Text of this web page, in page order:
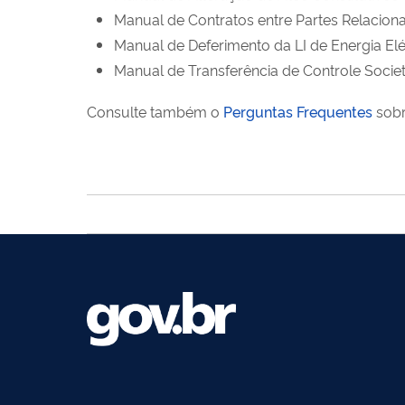
Manual de Contratos entre Partes
Manual de Deferimento da LI de Energia
Manual de Transferência de Controle
Consulte também o Perguntas Frequentes